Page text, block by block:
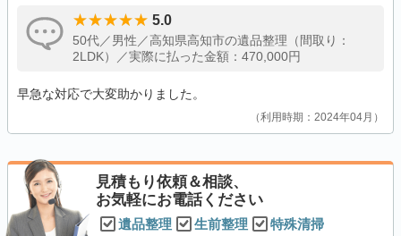
5.0
50代／男性／高知県高知市の遺品整理（間取り：
2LDK）／実際に払った金額：470,000円
早急な対応で大変助かりました。
利用時期：2024年04月
見積もり依頼＆相談、
お気軽にお電話ください
遺品整理 生前整理
特殊清掃